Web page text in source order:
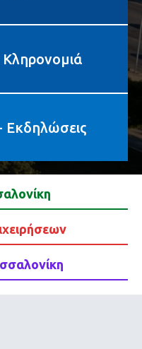
Κληρονομιά
Εκδηλώσεις